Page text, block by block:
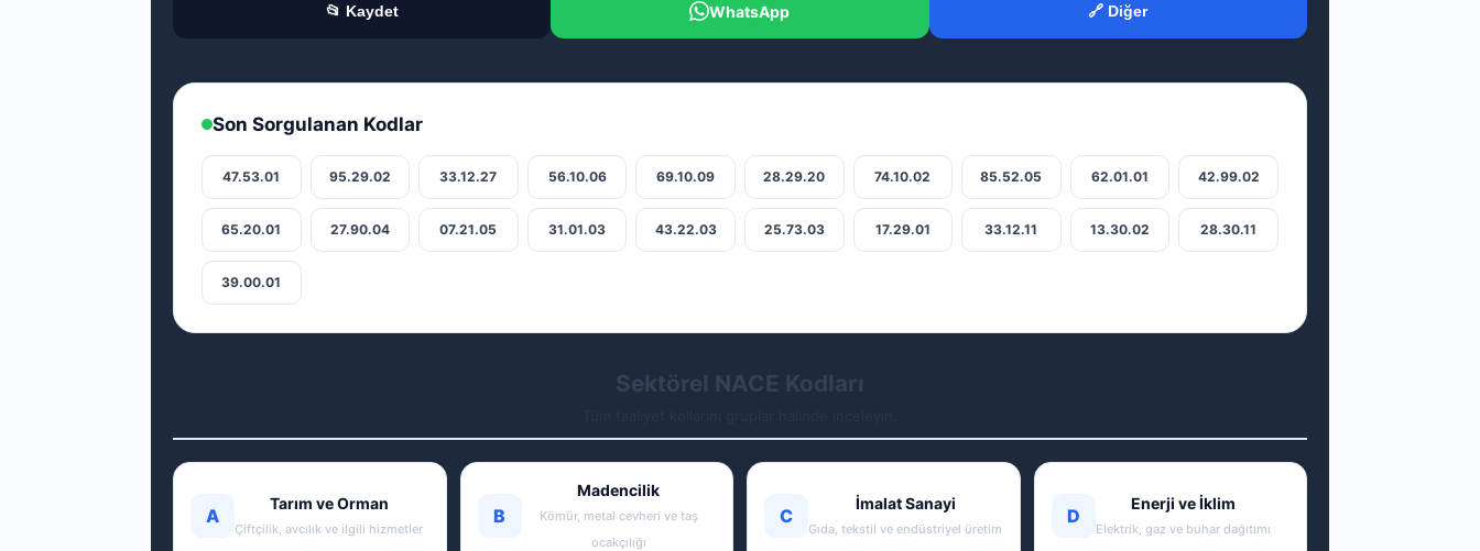
📂 Kaydet WhatsApp 🔗 Diğer
Son Sorgulanan Kodlar
47.53.01 95.29.02 33.12.27 56.10.06 69.10.09 28.29.20 74.10.02 85.52.05 62.01.01 42.99.02
65.20.01 27.90.04 07.21.05 31.01.03 43.22.03 25.73.03 17.29.01 33.12.11 13.30.02 28.30.11
39.00.01
Sektörel NACE Kodları
A
Tarım ve Orman
Çiftçilik, avcılık ve ilgili hizmetler
B
Madencilik
Kömür, metal cevheri ve taş
ocakçılığı
C
İmalat Sanayi
Gıda, tekstil ve endüstriyel üretim
D
Enerji ve İklim
Elektrik, gaz ve buhar dağıtımı